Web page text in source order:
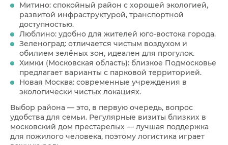
Митино: спокойный район с хорошей экологией,
развитой инфраструктурой, транспортной
доступностью.
Люблино: удобно для жителей юго-востока города.
Зеленоград: отличается чистым воздухом и
обилием зелёных зон, идеален для прогулок.
Химки (Московская область): близкое Подмосковье
предлагает варианты с парковой территорией.
Новая Москва: современные учреждения в
экологически чистых локациях.
Выбор района — это, в первую очередь, вопрос
удобства для семьи. Регулярные визиты близких в
московский дом престарелых — лучшая поддержка
для пожилого человека, поэтому логистика играет